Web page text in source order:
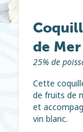
de Mer
25% de
Cette
de fruits de
et
vin blanc.